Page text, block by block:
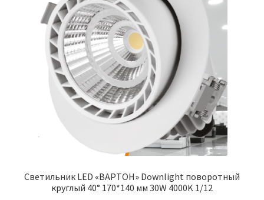
Светильник LED «ВАРТОН» Downlight поворотный
круглый 40° 170*140 мм 30W 4000K 1/12